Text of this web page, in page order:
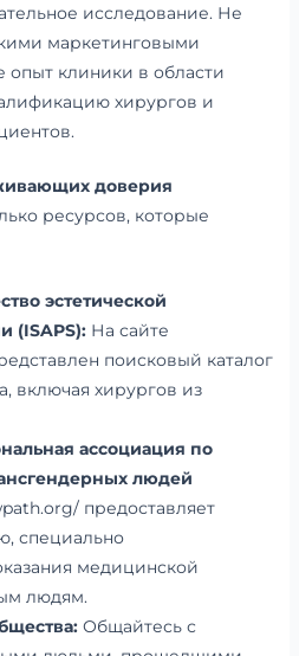
исследование. Не
маркетинговыми
опыт клиники в области
хирургов и
доверия
ресурсов, которые
эстетической
(ISAPS):На сайте
поисковый каталог
включая хирургов из
ассоциация по
людей
предоставляет
специально
медицинской
людям.
Общайтесь с